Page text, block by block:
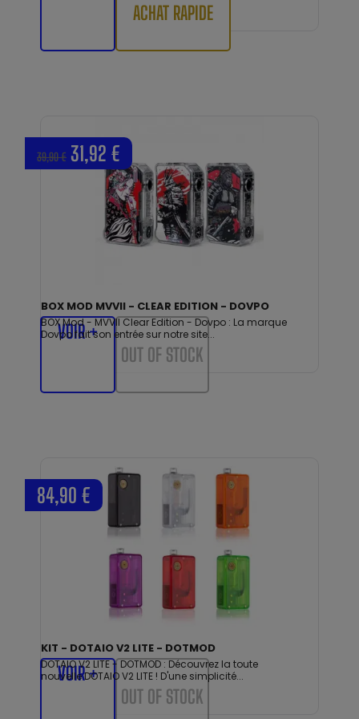
ACHAT RAPIDE
BOX MOD MVVII - CLEAR EDITION - DOVPO
BOX Mod - MVVII Clear Edition - Dovpo : La marque
Dovpo fait son entrée sur notre site...
39,90 € 31,92 €
VOIR +
OUT OF STOCK
KIT - DOTAIO V2 LITE - DOTMOD
DOTAIO V2 LITE - DOTMOD : Découvrez la toute
nouvelle DOTAIO V2 LITE ! D'une simplicité...
84,90 €
VOIR +
OUT OF STOCK